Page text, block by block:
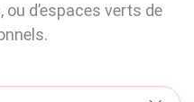
d’espaces verts de